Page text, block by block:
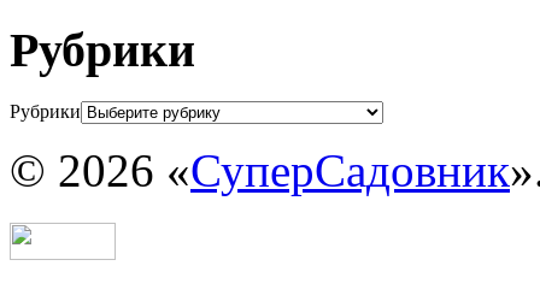
Рубрики
Рубрики
© 2026 «СуперСадовник